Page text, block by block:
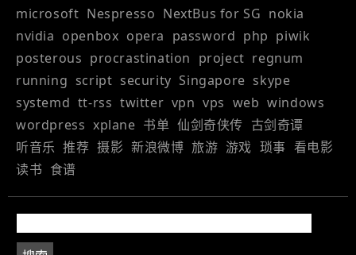
microsoft Nespresso NextBus for SG nokia
nvidia openbox opera password php piwik
posterous procrastination project regnum
running script security Singapore skype
systemd tt-rss twitter vpn vps web windows
wordpress xplane 书单 仙剑奇侠传 古剑奇谭
听音乐 推荐 摄影 新浪微博 旅游 游戏 琐事 看电影
读书 食谱